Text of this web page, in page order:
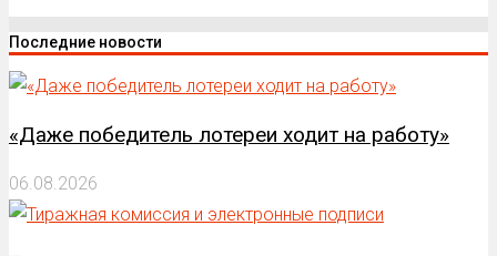
Последние новости
«Даже победитель лотереи ходит на работу»
06.08.2026